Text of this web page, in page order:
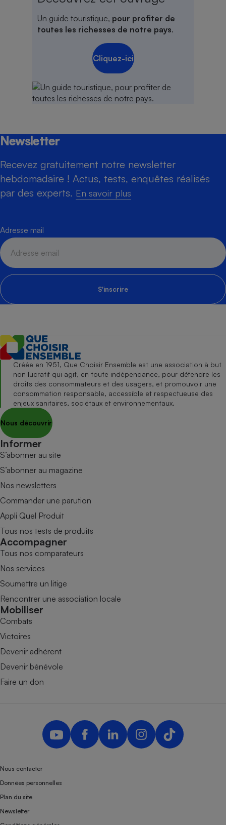
Un guide touristique, pour profiter de
toutes les richesses de notre pays.
Cliquez-ici
Newsletter
Recevez gratuitement notre newsletter
hebdomadaire ! Actus, tests, enquêtes réalisés
par des experts. En savoir plus
Adresse mail
S'inscrire
Créée en 1951, Que Choisir Ensemble est une association à but
non lucratif qui agit, en toute indépendance, pour défendre les
droits des consommateurs et des usagers, et promouvoir une
consommation responsable, accessible et respectueuse des
enjeux sanitaires, sociétaux et environnementaux.
Nous découvrir
Informer
S’abonner au site
S’abonner au magazine
Nos newsletters
Commander une parution
Appli Quel Produit
Tous nos tests de produits
Accompagner
Tous nos comparateurs
Nos services
Soumettre un litige
Rencontrer une association locale
Mobiliser
Combats
Victoires
Devenir adhérent
Devenir bénévole
Faire un don
Nous contacter
Données personnelles
Plan du site
Newsletter